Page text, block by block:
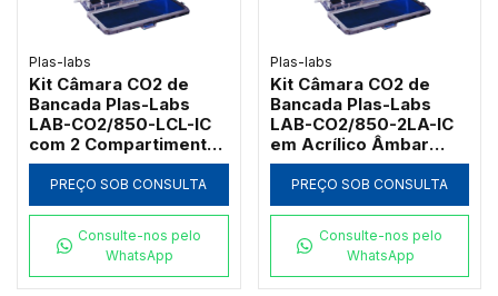
Plas-labs
Kit Câmara CO2 de
Bancada Plas-Labs
LAB-CO2/850-LCL-IC
com 2 Compartimentos
e 610mm de Altura
PREÇO SOB CONSULTA
Consulte-nos pelo
WhatsApp
Plas-labs
Kit Câmara CO2 de
Bancada Plas-Labs
LAB-CO2/850-2LA-IC
em Acrílico Âmbar
com 2 Compartimentos
PREÇO SOB CONSULTA
Consulte-nos pelo
WhatsApp